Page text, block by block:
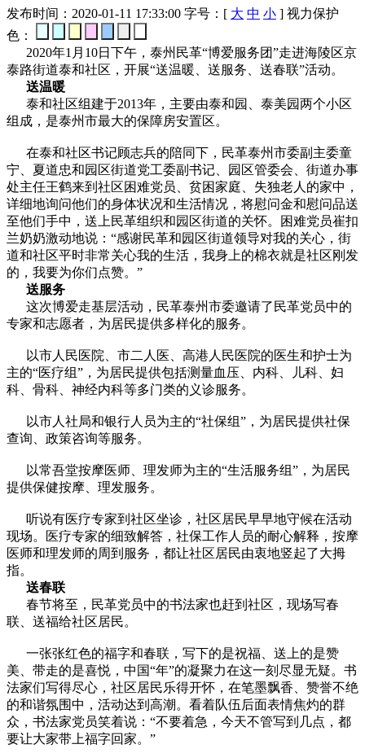
发布时间：2020-01-11 17:33:00 字号：[ 大 中 小 ] 视力保护
色：
2020年1月10日下午，泰州民革“博爱服务团”走进海陵区京
泰路街道泰和社区，开展“送温暖、送服务、送春联”活动。
送温暖
泰和社区组建于2013年，主要由泰和园、泰美园两个小区
组成，是泰州市最大的保障房安置区。
在泰和社区书记顾志兵的陪同下，民革泰州市委副主委童
宁、夏道忠和园区街道党工委副书记、园区管委会、街道办事
处主任王鹤来到社区困难党员、贫困家庭、失独老人的家中，
详细地询问他们的身体状况和生活情况，将慰问金和慰问品送
至他们手中，送上民革组织和园区街道的关怀。困难党员崔扣
兰奶奶激动地说：“感谢民革和园区街道领导对我的关心，街
道和社区平时非常关心我的生活，我身上的棉衣就是社区刚发
的，我要为你们点赞。”
送服务
这次博爱走基层活动，民革泰州市委邀请了民革党员中的
专家和志愿者，为居民提供多样化的服务。
以市人民医院、市二人医、高港人民医院的医生和护士为
主的“医疗组”，为居民提供包括测量血压、内科、儿科、妇
科、骨科、神经内科等多门类的义诊服务。
以市人社局和银行人员为主的“社保组”，为居民提供社保
查询、政策咨询等服务。
以常吾堂按摩医师、理发师为主的“生活服务组”，为居民
提供保健按摩、理发服务。
听说有医疗专家到社区坐诊，社区居民早早地守候在活动
现场。医疗专家的细致解答，社保工作人员的耐心解释，按摩
医师和理发师的周到服务，都让社区居民由衷地竖起了大拇
指。
送春联
春节将至，民革党员中的书法家也赶到社区，现场写春
联、送福给社区居民。
一张张红色的福字和春联，写下的是祝福、送上的是赞
美、带走的是喜悦，中国“年”的凝聚力在这一刻尽显无疑。书
法家们写得尽心，社区居民乐得开怀，在笔墨飘香、赞誉不绝
的和谐氛围中，活动达到高潮。看着队伍后面表情焦灼的群
众，书法家党员笑着说：“不要着急，今天不管写到几点，都
要让大家带上福字回家。”